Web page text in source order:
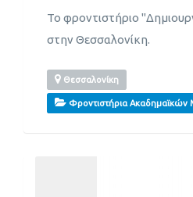
Το φροντιστήριο
στην Θεσσαλονίκη.
Θεσσαλονίκη
Φροντιστήρια